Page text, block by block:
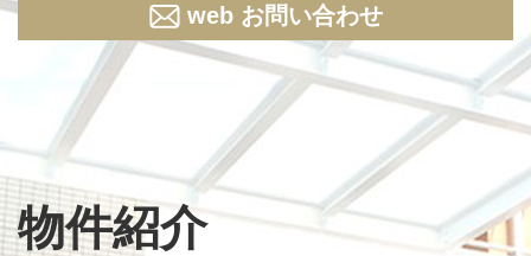
web お問い合わせ
物件紹介